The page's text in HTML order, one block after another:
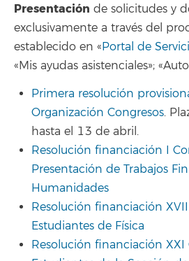
Presentación de solicitudes y
exclusivamente a través del
establecido en «Portal de
«Mis ayudas asistenciales»;
Primera resolución
Organización Congresos.
hasta el 13 de abril.
Resolución financiación I
Presentación de Trabajos
Humanidades
Resolución financiación
Estudiantes de Física
Resolución financiación XXI